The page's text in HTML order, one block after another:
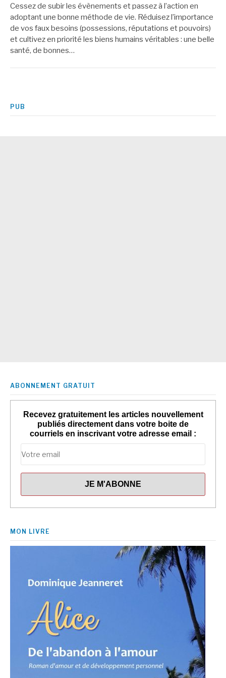
Cessez de subir les évènements et passez à l’action en
adoptant une bonne méthode de vie. Réduisez l’importance
de vos faux besoins (possessions, réputations et pouvoirs)
et cultivez en priorité les biens humains véritables : une belle
santé, de bonnes…
PUB
ABONNEMENT GRATUIT
Recevez gratuitement les articles nouvellement
publiés directement dans votre boite de
courriels en inscrivant votre adresse email :
MON LIVRE